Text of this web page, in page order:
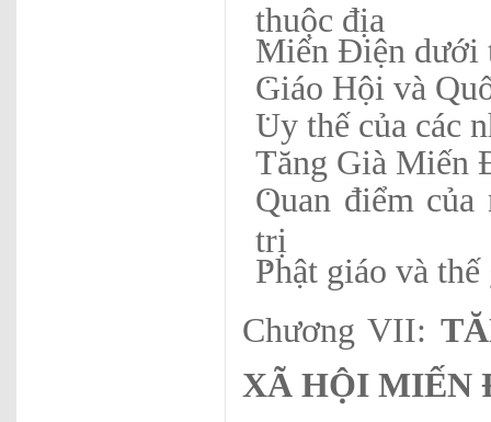
thuộc địa
Miến Điện dưới
Giáo Hội và
Uy thế của các
Tăng Già Miến
Quan điểm
trị
Phật giáo và
Chương VII:
XÃ HỘI MIẾN